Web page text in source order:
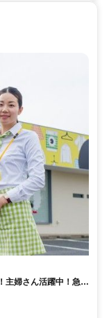
主婦さん活躍中！急な